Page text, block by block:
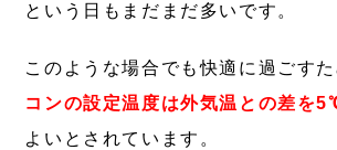
という日もまだまだ多いです。
このような場合でも快適に過ごすた
コンの設定温度は外気温との差を
よいとされています。